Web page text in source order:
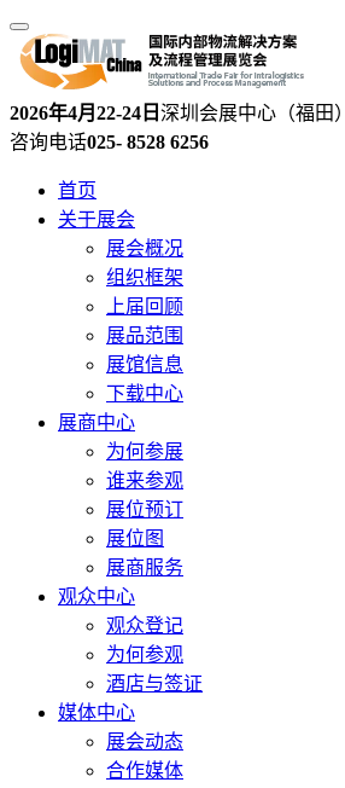
2026年4月22-24日 深圳会展中心（福田）
咨询电话025- 8528 6256
首页
关于展会
展会概况
组织框架
上届回顾
展品范围
展馆信息
下载中心
展商中心
为何参展
谁来参观
展位预订
展位图
展商服务
观众中心
观众登记
为何参观
酒店与签证
媒体中心
展会动态
合作媒体